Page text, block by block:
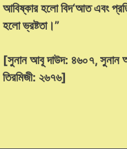
আবিষ্কার হলো বিদ‘আত এবং
হলো ভ্রষ্টতা।”
[সুনান আবূ দাউদ: ৪৬০৭, সুনান
তিরমিজী: ২৬৭৬]